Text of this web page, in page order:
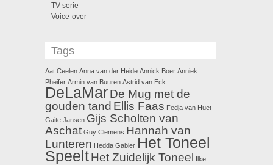
TV-serie
Voice-over
Tags
Aat Ceelen Anna van der Heide Annick Boer Anniek
Pheifer Armin van Buuren Astrid van Eck
DeLaMarDe Mug met de
gouden tand Ellis Faas Fedja van Huet
Gaite Jansen Gijs Scholten van
Aschat Guy Clemens Hannah van
Lunteren Hedda Gabler Het Toneel
SpeeltHet Zuidelijk Toneel Ilke